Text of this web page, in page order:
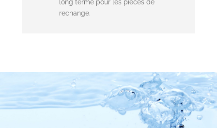
long terme pour les pièces de
rechange.